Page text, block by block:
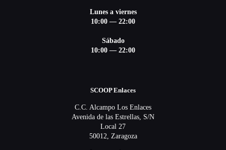
Lunes a viernes
10:00 — 22:00
Sábado
10:00 — 22:00
SCOOP Enlaces
C.C. Alcampo Los Enlaces
Avenida de las Estrellas, S/N
Local 27
50012, Zaragoza